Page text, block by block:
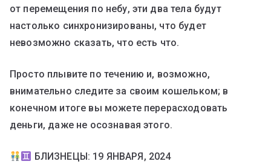
от перемещения по небу, эти два тела будут
настолько синхронизированы, что будет
невозможно сказать, что есть что.
Просто плывите по течению и, возможно,
внимательно следите за своим кошельком; в
конечном итоге вы можете перерасходовать
деньги, даже не осознавая этого.
БЛИЗНЕЦЫ: 19 ЯНВАРЯ, 2024